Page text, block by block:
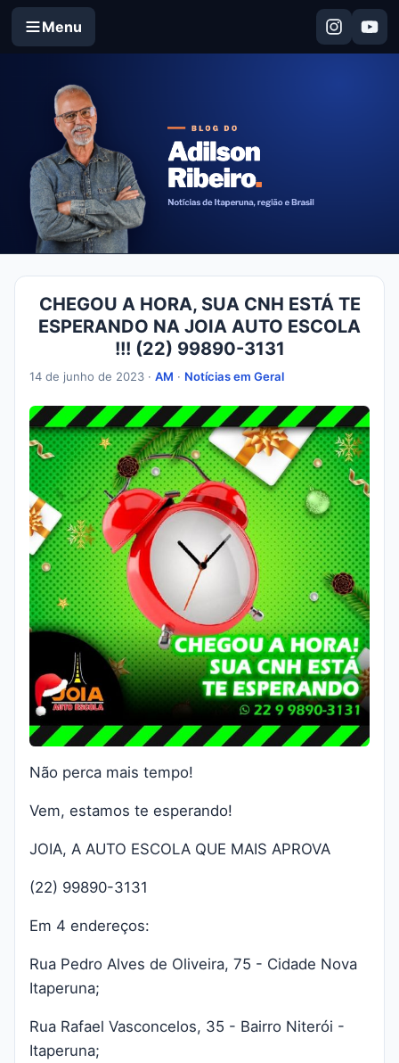
Menu
CHEGOU A HORA, SUA CNH ESTÁ TE
ESPERANDO NA JOIA AUTO ESCOLA
!!! (22) 99890-3131
14 de junho de 2023 · AM · Notícias em Geral
Não perca mais tempo!
Vem, estamos te esperando!
JOIA, A AUTO ESCOLA QUE MAIS APROVA
(22) 99890-3131
Em 4 endereços:
Rua Pedro Alves de Oliveira, 75 - Cidade Nova
Itaperuna;
Rua Rafael Vasconcelos, 35 - Bairro Niterói -
Itaperuna;